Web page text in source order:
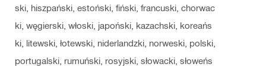
ski, hiszpański, estoński, fiński, francuski, chorwac
ki, węgierski, włoski, japoński, kazachski, koreańs
ki, litewski, łotewski, niderlandzki, norweski, polski,
portugalski, rumuński, rosyjski, słowacki, słoweńs